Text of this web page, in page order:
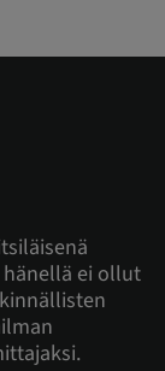
ei ollut